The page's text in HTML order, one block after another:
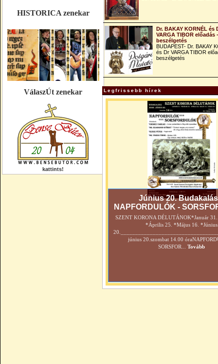
HISTORICA zenekar
VálaszÚt zenekar
kattints!
Dr. BAKAY KORNÉL és
VARGA TIBOR előadás -
beszélgetés
BUDAPEST- Dr. BAKAY
és Dr VARGA TIBOR
beszélgetés
Legfrissebb hírek
Június 20.
NAPFORDULÓK -
SZENT KORONA DÉLUTÁNOK*Január
*Április 25. *Május 16. *Június
június 20.szombat 14.00
SORSFOR...
Tovább